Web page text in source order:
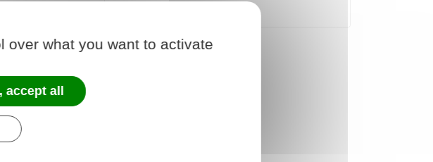
over what you want to activate
accept all